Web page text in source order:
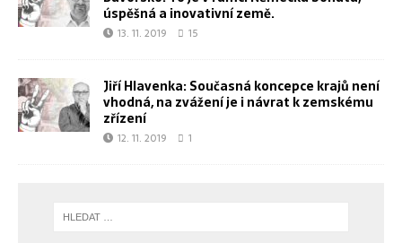
úspěšná a inovativní země.
13. 11. 2019 15
Jiří Hlavenka: Současná koncepce krajů není
vhodná, na zvážení je i návrat k zemskému
zřízení
12. 11. 2019 1